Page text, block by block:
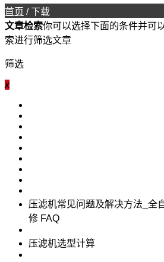
首页 / 下载
文章检索你可以选择下面的条件并可
索进行筛选文章
筛选
x
压滤机常见问题及解决方法_全
修 FAQ
压滤机选型计算